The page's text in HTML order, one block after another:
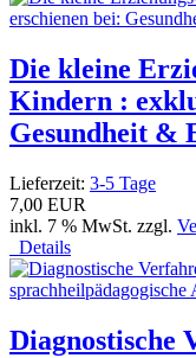
Die kleine
Kindern :
Gesundheit &
Lieferzeit: 3-5 Tage
7,00 EUR
inkl. 7 % MwSt. zzgl.
Details
Diagnostische